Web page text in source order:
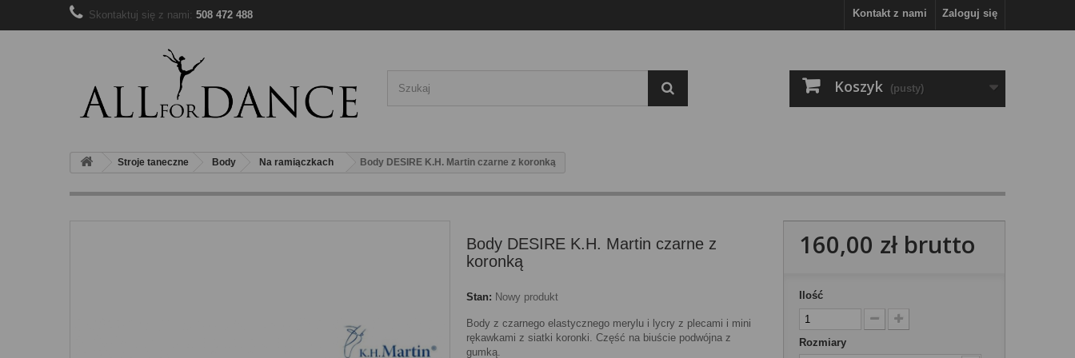
Zaloguj się
Kontakt z nami
Skontaktuj się z nami: 508 472 488
Koszyk (pusty)
Stroje taneczne Body Na ramiączkach Body DESIRE K.H. Martin czarne z koronką
Body DESIRE K.H. Martin czarne z
koronką
Stan: Nowy produkt
Body z czarnego elastycznego merylu i lycry z plecami i mini
rękawkami z siatki koronki. Część na biuście podwójna z
gumką.
160,00 zł brutto
Ilość
Rozmiary